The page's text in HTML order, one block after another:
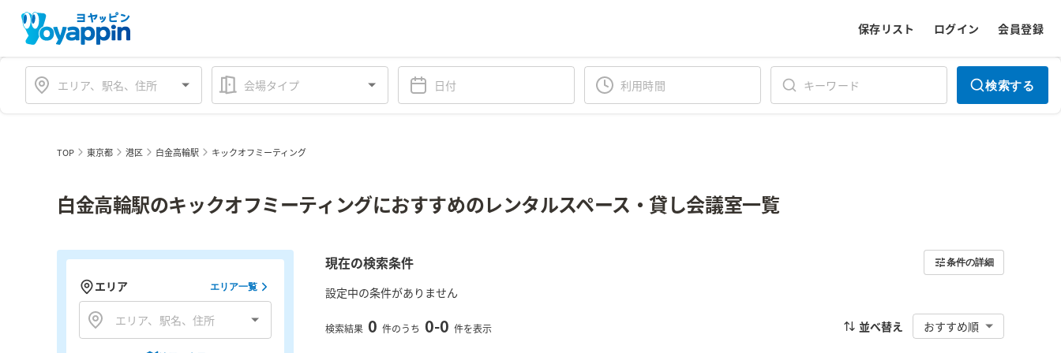
保存リスト ログイン 会員登録
会場タイプ 検索する
TOP 東京都 港区 白金高輪駅 キックオフミーティング
白金高輪駅のキックオフミーティングにおすすめのレンタルスペース・貸し会議室一覧
現在の検索条件 条件の詳細
設定中の条件がありません
検索結果 0 件のうち 0-0 件を表示 並べ替え おすすめ順
エリア エリア一覧